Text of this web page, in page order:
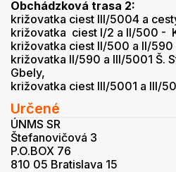
Obchádzková trasa 2:
križovatka ciest III/5004 a
križovatka ciest I/2 a II/500 -
križovatka ciest II/500 a II/590
križovatka II/590 a III/5001 Š.
Gbely,
križovatka ciest III/5001 a III/
Určené
ÚNMS SR
Štefanovičová 3
P.O.BOX 76
810 05 Bratislava 15